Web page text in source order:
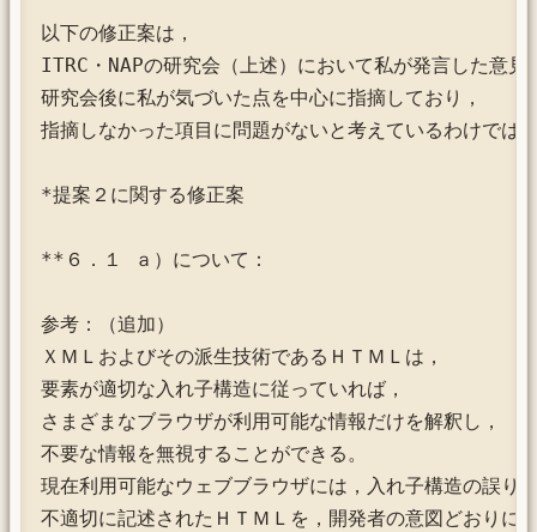
以下の修正案は，
ITRC・NAPの研究会（上述）において私が発言した意見
研究会後に私が気づいた点を中心に指摘しており，
指摘しなかった項目に問題がないと考えているわけでは
*提案２に関する修正案
**６．１ ａ）について：
参考：（追加）
ＸＭＬおよびその派生技術であるＨＴＭＬは，
要素が適切な入れ子構造に従っていれば，
さまざまなブラウザが利用可能な情報だけを解釈し，
不要な情報を無視することができる。
現在利用可能なウェブブラウザには，入れ子構造の誤り
不適切に記述されたＨＴＭＬを，開発者の意図どおりに